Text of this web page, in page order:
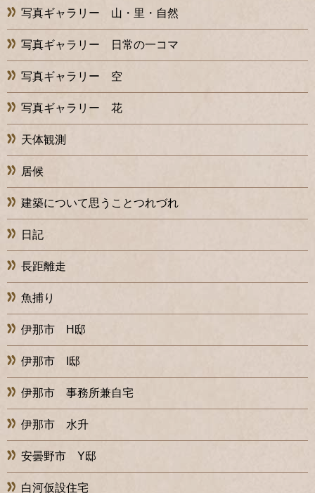
写真ギャラリー 山・里・自然
写真ギャラリー 日常の一コマ
写真ギャラリー 空
写真ギャラリー 花
天体観測
居候
建築について思うことつれづれ
日記
長距離走
魚捕り
伊那市 H邸
伊那市 I邸
伊那市 事務所兼自宅
伊那市 水升
安曇野市 Y邸
白河仮設住宅